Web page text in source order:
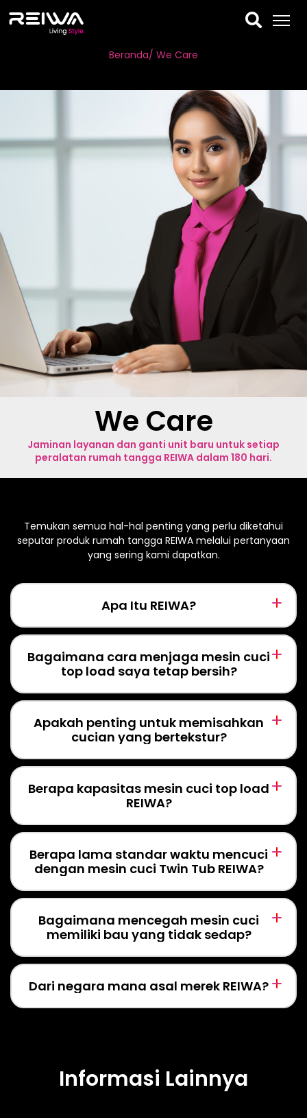
Beranda/ We Care
We Care
Jaminan layanan dan ganti unit baru untuk setiap
peralatan rumah tangga REIWA dalam 180 hari.
Temukan semua hal-hal penting yang perlu diketahui
seputar produk rumah tangga REIWA melalui pertanyaan
yang sering kami dapatkan.
Apa Itu REIWA?
Bagaimana cara menjaga mesin cuci
top load saya tetap bersih?
Apakah penting untuk memisahkan
cucian yang bertekstur?
Berapa kapasitas mesin cuci top load
REIWA?
Berapa lama standar waktu mencuci
dengan mesin cuci Twin Tub REIWA?
Bagaimana mencegah mesin cuci
memiliki bau yang tidak sedap?
Dari negara mana asal merek REIWA?
Informasi Lainnya